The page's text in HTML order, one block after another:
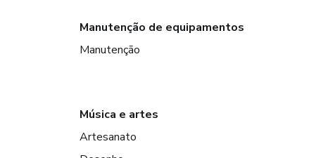
Manutenção de equipamentos
Manutenção
Música e artes
Artesanato